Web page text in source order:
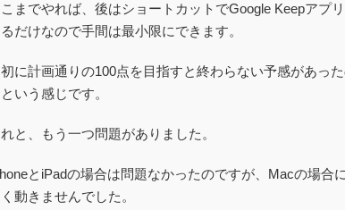
こまでやれば、後はショートカットでGoogle Keepアプ
だけなので手間は最小限にできます。
に計画通りの100点を目指すと終わらない予感があっ
いう感じです。
と、もう一つ問題がありました。
とiPadの場合は問題なかったのですが、Macの場合
く動きませんでした。